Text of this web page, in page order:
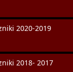
2020-2019
2018- 2017